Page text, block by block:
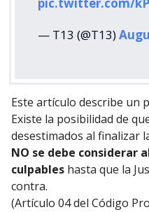
pic.twitter.com/
— T13 (@T13)
Este artículo describe un
Existe la posibilidad de
desestimados al finalizar
NO se debe considerar
culpables hasta que la
contra.
(Artículo 04 del Código